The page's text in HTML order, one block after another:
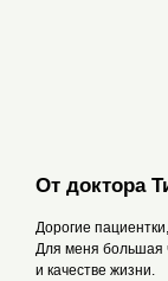
От доктора
Дорогие пациентки,
Для меня большая
и качестве жизни.